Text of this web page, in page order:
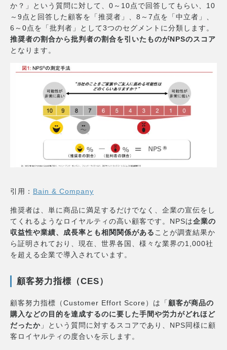
か？」という質問に対して、0～10点で回答してもらい、10
～9点と回答した顧客を「推奨者」、8～7点を「中立者」、
6～0点を「批判者」として3つのセグメントに分類します。
推奨者の割合から批判者の割合を引いたものがNPSのスコア
となります。
引用： Bain & Company
推奨者は、単に商品に満足するだけでなく、企業の宣伝をし
てくれるようなロイヤルティの高い顧客です。NPSは企業の
収益性や業績、成長率とも相関関係がある ことが調査結果か
ら証明されており、現在、世界各国、様々な業界の1,000社
を超える企業で導入されています。
顧客努力指標（CES）
顧客努力指標（Customer Effort Score）は「 顧客が商品の
購入などの目的を達成するのに要した手間や労力がどれほど
だったか 」という質問に対するスコアであり、NPS同様に顧
客ロイヤルティの度合いを示します。